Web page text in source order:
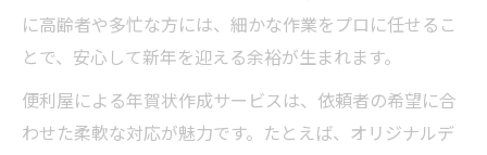
に高齢者や多忙な方には、細かな作業をプロに任せるこ
とで、安心して新年を迎える余裕が生まれます。
便利屋による年賀状作成サービスは、依頼者の希望に合
わせた柔軟な対応が魅力です。たとえば、オリジナルデ